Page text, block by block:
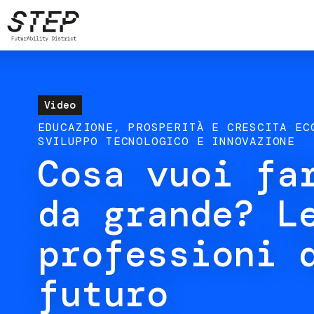
Salta
al
contenuto
Video
EDUCAZIONE
PROSPERITÀ E CRESCITA
SVILUPPO TECNOLOGICO E INNOVAZIONE
Cosa vuoi
da grande?
professioni
futuro